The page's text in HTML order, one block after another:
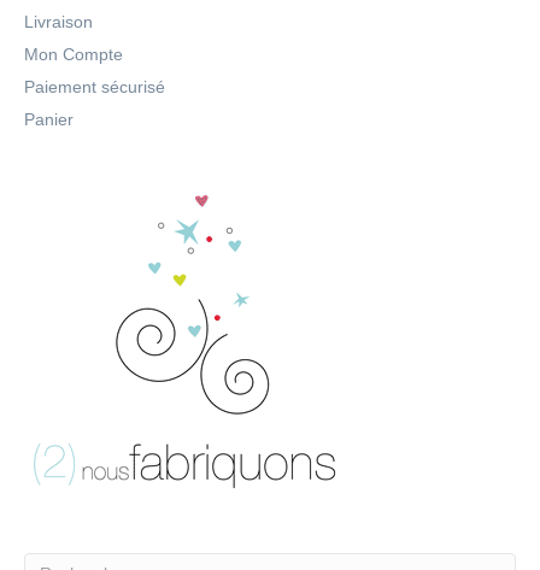
Livraison
Mon Compte
Paiement sécurisé
Panier